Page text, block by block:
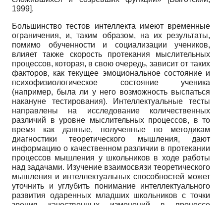
1999].
Большинство тестов интеллекта имеют временные
ограничения, и, таким образом, на их результаты,
помимо обученности и социализации учеников,
влияет также скорость протекания мыслительных
процессов, которая, в свою очередь, зависит от таких
факторов, как текущее эмоциональное состояние и
психофизиологическое состояние ученика
(например, была ли у него возможность выспаться
накануне тестирования). Интеллектуальные тесты
направлены на исследование количественных
различий в уровне мыслительных процессов, в то
время как данные, полученные по методикам
диагностики теоретического мышления, дают
информацию о качественном различии в протекании
процессов мышления у школьников в ходе работы
над задачами. Изучение взаимосвязи теоретического
мышления и интеллектуальных способностей может
уточнить и углубить понимание интеллектуального
развития одаренных младших школьников с точки